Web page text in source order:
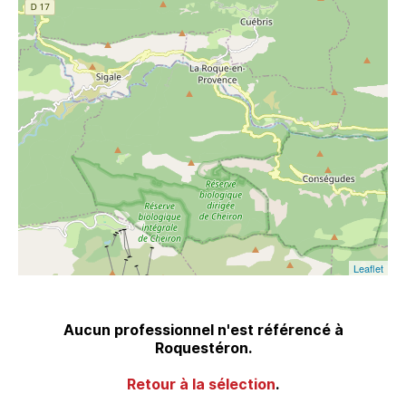
Leaflet
Aucun professionnel n'est référencé à
Roquestéron.
Retour à la sélection.